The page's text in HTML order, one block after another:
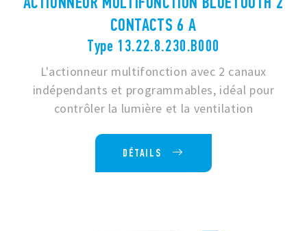
CONTACTS 6 A
Type 13.22.8.230.B000
L'actionneur multifonction avec 2 canaux
indépendants et programmables, idéal pour
contrôler la lumière et la ventilation
DÉTAILS